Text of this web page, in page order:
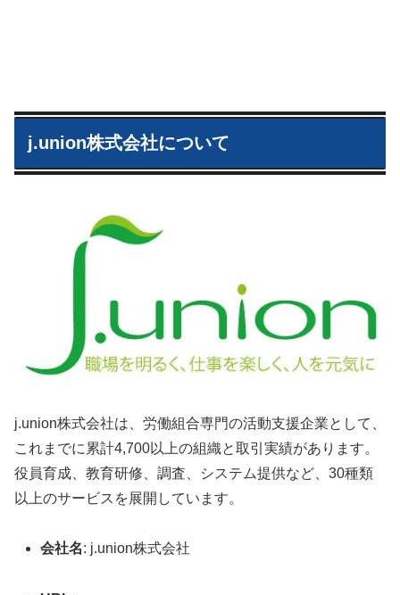
j.union株式会社について
j.union株式会社は、労働組合専門の活動支援企業として、
これまでに累計4,700以上の組織と取引実績があります。
役員育成、教育研修、調査、システム提供など、30種類
以上のサービスを展開しています。
会社名: j.union株式会社